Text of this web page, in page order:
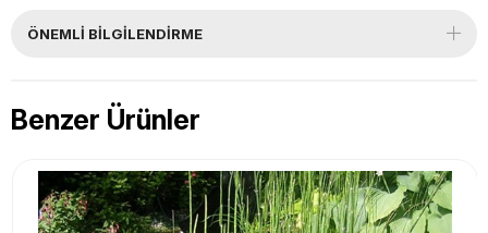
ÖNEMLI BILGILENDIRME
Benzer Ürünler